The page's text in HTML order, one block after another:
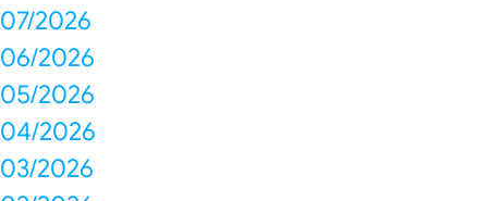
07/2026
06/2026
05/2026
04/2026
03/2026